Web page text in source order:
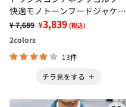
快適モノトーンフードジャケッ
ト
¥ 7,689 ¥3,839 (税込)
2colors
13件
チラ見をする